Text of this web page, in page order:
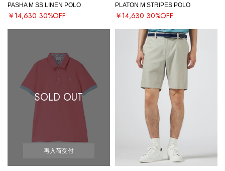
PASHA M SS LINEN POLO
￥14,630 30%OFF
PLATON M STRIPES POLO
￥14,630 30%OFF
SOLD OUT
再入荷受付